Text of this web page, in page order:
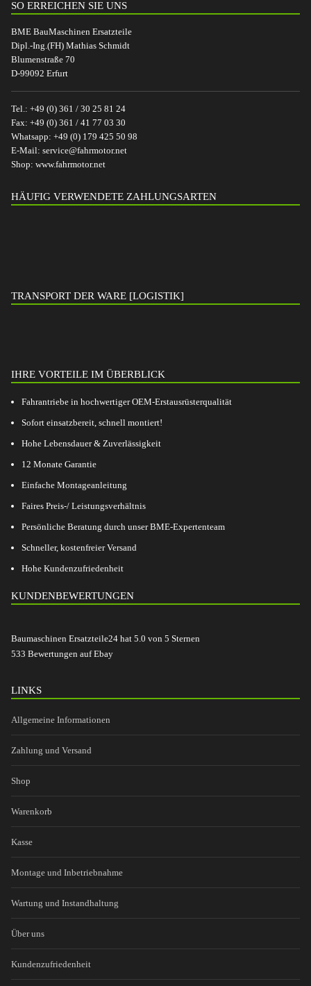
SO ERREICHEN SIE UNS
BME BauMaschinen Ersatzteile
Dipl.-Ing.(FH) Mathias Schmidt
Blumenstraße 70
D-99092 Erfurt
Tel.: +49 (0) 361 / 30 25 81 24
Fax: +49 (0) 361 / 41 77 03 30
Whatsapp: +49 (0) 179 425 50 98
E-Mail: service@fahrmotor.net
Shop: www.fahrmotor.net
HÄUFIG VERWENDETE ZAHLUNGSARTEN
TRANSPORT DER WARE [LOGISTIK]
IHRE VORTEILE IM ÜBERBLICK
Fahrantriebe in hochwertiger OEM-Erstausrüsterqualität
Sofort einsatzbereit, schnell montiert!
Hohe Lebensdauer & Zuverlässigkeit
12 Monate Garantie
Einfache Montageanleitung
Faires Preis-/ Leistungsverhältnis
Persönliche Beratung durch unser BME-Expertenteam
Schneller, kostenfreier Versand
Hohe Kundenzufriedenheit
KUNDENBEWERTUNGEN
Baumaschinen Ersatzteile24 hat 5.0 von 5 Sternen
533 Bewertungen auf Ebay
LINKS
Allgemeine Informationen
Zahlung und Versand
Shop
Warenkorb
Kasse
Montage und Inbetriebnahme
Wartung und Instandhaltung
Über uns
Kundenzufriedenheit